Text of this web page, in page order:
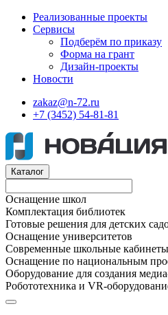
Реализованные проекты
Сервисы
Подберём по приказу
Форма на грант
Дизайн-проекты
Новости
zakaz@n-72.ru
+7 (3452) 54-81-81
Каталог
Оснащение школ
Комплектация библиотек
Готовые решения для детских
Оснащение университетов
Современные школьные кабинеты
Оснащение по национальным
Оборудование для создания
Робототехника и VR-